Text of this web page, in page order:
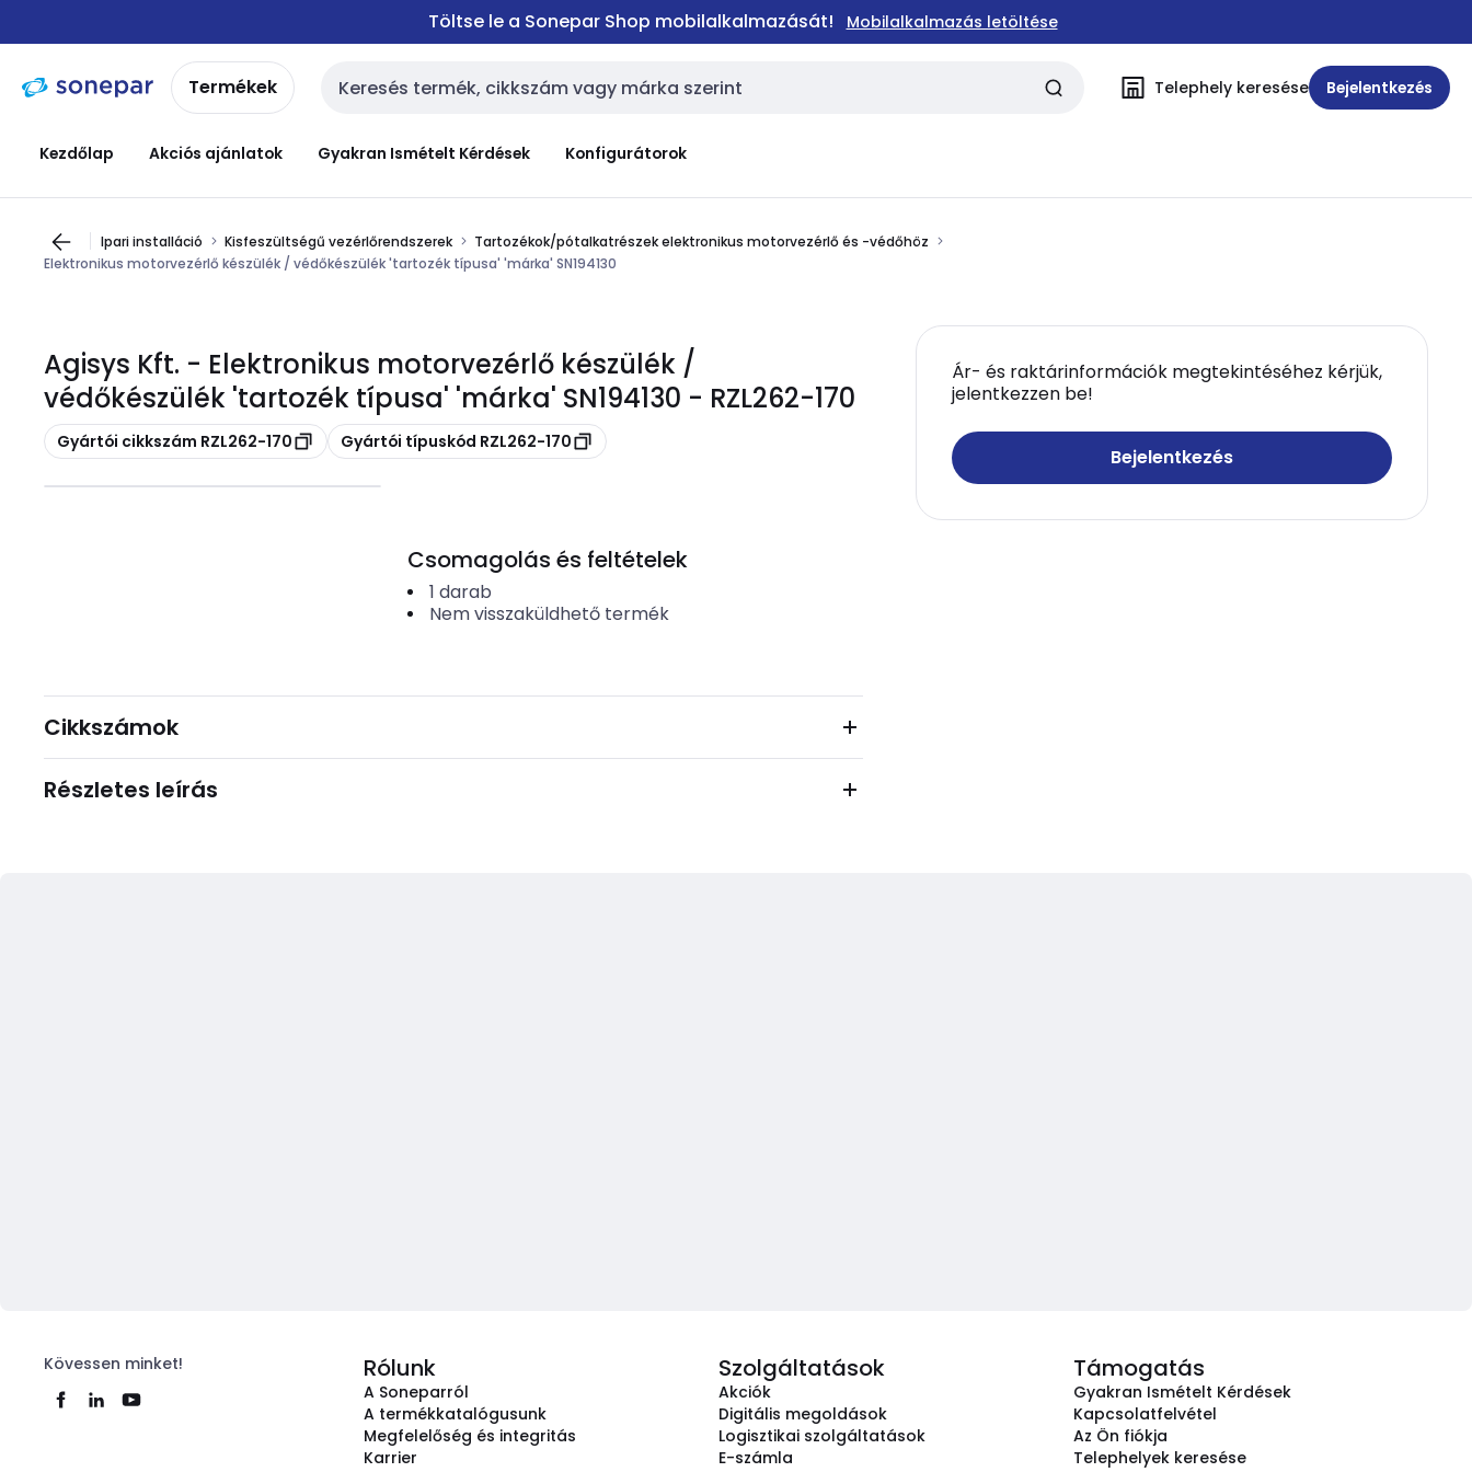
navigációhoztartalomra
Töltse le a Sonepar Shop mobilalkalmazását! Mobilalkalmazás letöltése
Termékek Keresési bemenet Telephely keresése Bejelentkezés
Kezdőlap Akciós ajánlatok Gyakran Ismételt Kérdések Konfigurátorok
Ipari installáció Kisfeszültségű vezérlőrendszerek
Tartozékok/pótalkatrészek elektronikus motorvezérlő és -védőhöz
Elektronikus motorvezérlő készülék / védőkészülék 'tartozék típusa' 'márka' SN194130
Agisys Kft. - Elektronikus motorvezérlő készülék /
védőkészülék 'tartozék típusa' 'márka' SN194130 - RZL262-170
Másolás
Gyártói cikkszám RZL262-170 Másolás
Gyártói típuskód RZL262-170
Ár- és raktárinformációk megtekintéséhez kérjük,
jelentkezzen be!
Bejelentkezés
Csomagolás és feltételek
1 darab
Nem visszaküldhető termék
Cikkszámok
Részletes leírás
Kövessen minket! Rólunk
A Soneparról
A termékkatalógusunk
Megfelelőség és integritás
Karrier
Szolgáltatások
Akciók
Digitális megoldások
Logisztikai szolgáltatások
E-számla
Támogatás
Gyakran Ismételt Kérdések
Kapcsolatfelvétel
Az Ön fiókja
Telephelyek keresése